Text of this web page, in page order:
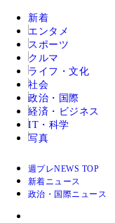
新着
エンタメ
スポーツ
クルマ
ライフ・文化
社会
政治・国際
経済・ビジネス
IT・科学
写真
週プレNEWS TOP
新着ニュース
政治・国際ニュース